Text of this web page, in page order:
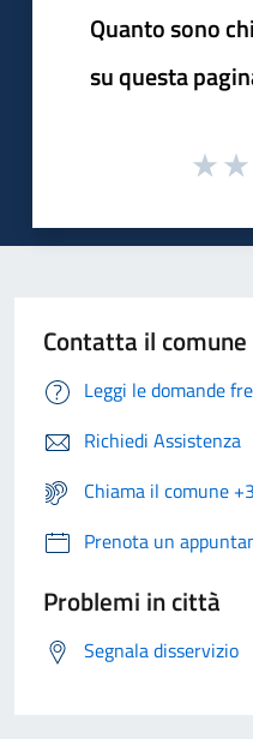
Quanto sono
su questa
Contatta il comune
Leggi le domande
Richiedi Assistenza
Chiama il comune
Prenota un
Problemi in città
Segnala disservizio